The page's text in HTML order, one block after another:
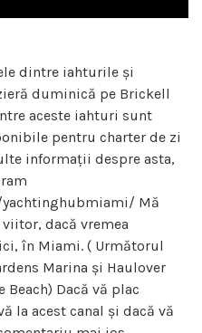
dintre iahturile și
duminică pe Brickell
aceste iahturi sunt
pentru charter de zi
informații despre asta,
Mă
dacă vremea
în Miami. ( Următorul
Marina și Haulover
Dacă vă plac
la acest canal și dacă vă